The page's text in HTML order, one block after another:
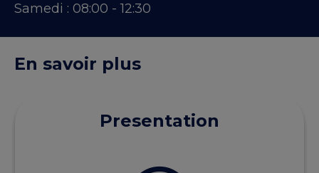
Samedi : 08:00 - 12:30
En savoir plus
Presentation